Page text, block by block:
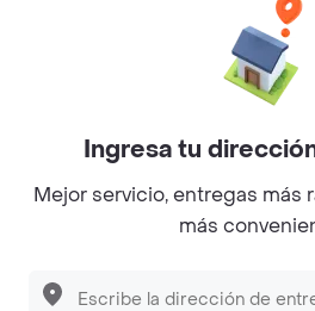
©2026Rappi Inc. All
Ingresa tu
Mejor servicio, entregas más
más